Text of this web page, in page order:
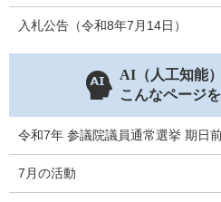
入札公告（令和8年7月14日）
AI（人工知能
こんなページ
令和7年 参議院議員通常選挙 期日
7月の活動